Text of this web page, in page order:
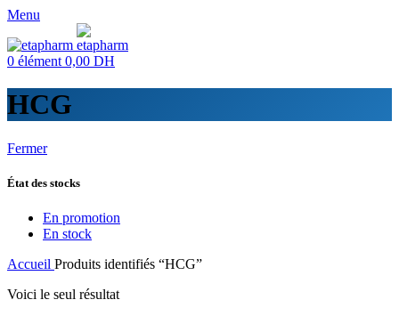
Menu
0 élément 0,00 DH
HCG
Fermer
État des stocks
En promotion
En stock
Accueil Produits identifiés “HCG”
Voici le seul résultat